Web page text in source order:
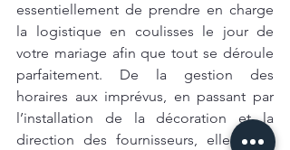
essentiellement de prendre en charge
la logistique en coulisses le jour de
votre mariage afin que tout se déroule
parfaitement. De la gestion des
horaires aux imprévus, en passant par
l’installation de la décoration et la
direction des fournisseurs, elles sont